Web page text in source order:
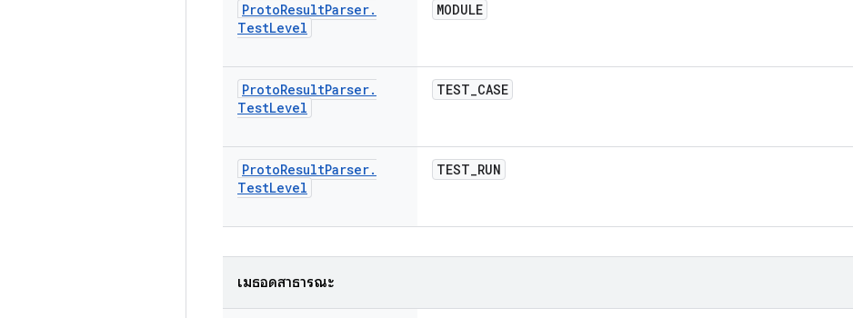
ProtoResultParser.
TestLevel
MODULE
ProtoResultParser.
TestLevel
TEST_CASE
ProtoResultParser.
TestLevel
TEST_RUN
เมธอดสาธารณะ